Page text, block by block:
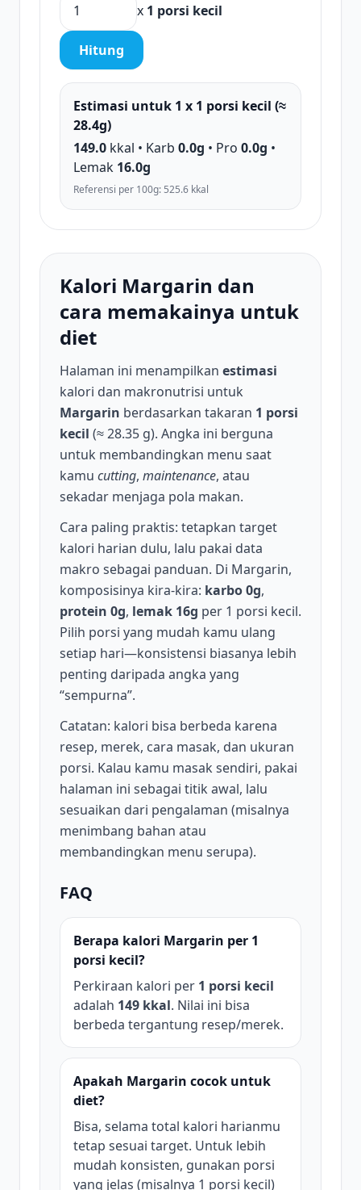
x 1 porsi kecil
Hitung
Estimasi untuk 1 x 1 porsi kecil (≈
28.4g)
149.0 kkal • Karb 0.0g • Pro 0.0g •
Lemak 16.0g
Referensi per 100g: 525.6 kkal
Kalori Margarin dan
cara memakainya untuk
diet
Halaman ini menampilkan estimasi
kalori dan makronutrisi untuk
Margarin berdasarkan takaran 1 porsi
kecil (≈ 28.35 g). Angka ini berguna
untuk membandingkan menu saat
kamu cutting, maintenance, atau
sekadar menjaga pola makan.
Cara paling praktis: tetapkan target
kalori harian dulu, lalu pakai data
makro sebagai panduan. Di Margarin,
komposisinya kira-kira: karbo 0g,
protein 0g, lemak 16g per 1 porsi kecil.
Pilih porsi yang mudah kamu ulang
setiap hari—konsistensi biasanya lebih
penting daripada angka yang
“sempurna”.
Catatan: kalori bisa berbeda karena
resep, merek, cara masak, dan ukuran
porsi. Kalau kamu masak sendiri, pakai
halaman ini sebagai titik awal, lalu
sesuaikan dari pengalaman (misalnya
menimbang bahan atau
membandingkan menu serupa).
FAQ
Berapa kalori Margarin per 1
porsi kecil?
Perkiraan kalori per 1 porsi kecil
adalah 149 kkal. Nilai ini bisa
berbeda tergantung resep/merek.
Apakah Margarin cocok untuk
diet?
Bisa, selama total kalori harianmu
tetap sesuai target. Untuk lebih
mudah konsisten, gunakan porsi
yang jelas (misalnya 1 porsi kecil)